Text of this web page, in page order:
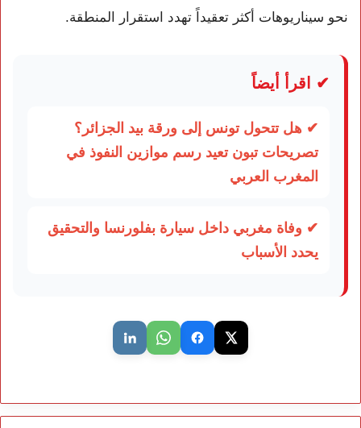
نحو سيناريوهات أكثر تعقيداً تهدد استقرار المنطقة.
✔ اقرأ أيضاً
✔ هل تتحول تونس إلى ورقة بيد الجزائر؟
تصريحات تبون تعيد رسم موازين النفوذ في
المغرب العربي
✔ وفاة مغربي داخل سيارة بفلورنسا والتحقيق
يحدد الأسباب